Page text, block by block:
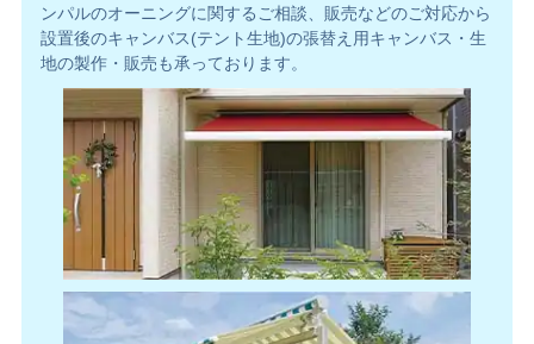
ンパルのオーニングに関するご相談、販売などのご対応から
設置後のキャンバス(テント生地)の張替え用キャンバス・生
地の製作・販売も承っております。